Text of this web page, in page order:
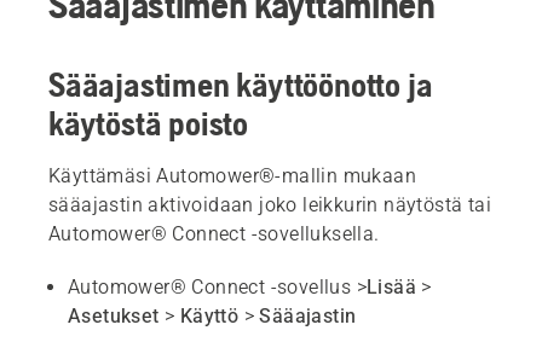
Sääajastimen käyttöönotto ja
käytöstä poisto
Käyttämäsi Automower®-mallin mukaan
sääajastin aktivoidaan joko leikkurin näytöstä tai
Automower® Connect -sovelluksella.
Automower® Connect -sovellus >Lisää >
Asetukset > Käyttö >Sääajastin